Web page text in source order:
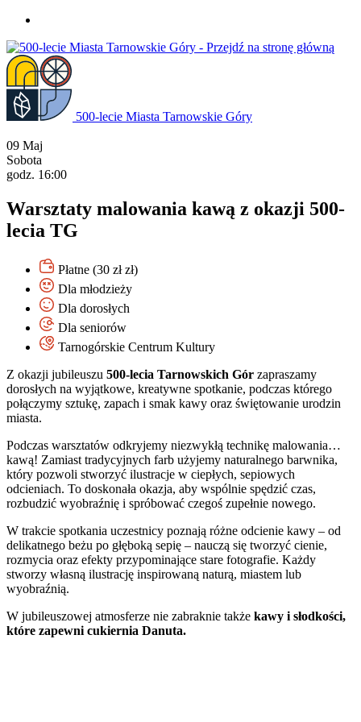
treści
500-lecie Miasta Tarnowskie Góry
09 Maj
Sobota
godz. 16:00
Warsztaty malowania kawą z okazji 500-
lecia TG
Płatne (30 zł zł)
Dla młodzieży
Dla dorosłych
Dla seniorów
Tarnogórskie Centrum Kultury
Z okazji jubileuszu 500-lecia Tarnowskich Gór zapraszamy
dorosłych na wyjątkowe, kreatywne spotkanie, podczas którego
połączymy sztukę, zapach i smak kawy oraz świętowanie urodzin
miasta.
Podczas warsztatów odkryjemy niezwykłą technikę malowania…
kawą! Zamiast tradycyjnych farb użyjemy naturalnego barwnika,
który pozwoli stworzyć ilustracje w ciepłych, sepiowych
odcieniach. To doskonała okazja, aby wspólnie spędzić czas,
rozbudzić wyobraźnię i spróbować czegoś zupełnie nowego.
W trakcie spotkania uczestnicy poznają różne odcienie kawy – od
delikatnego beżu po głęboką sepię – nauczą się tworzyć cienie,
rozmycia oraz efekty przypominające stare fotografie. Każdy
stworzy własną ilustrację inspirowaną naturą, miastem lub
wyobraźnią.
W jubileuszowej atmosferze nie zabraknie także kawy i słodkości,
które zapewni cukiernia Danuta.